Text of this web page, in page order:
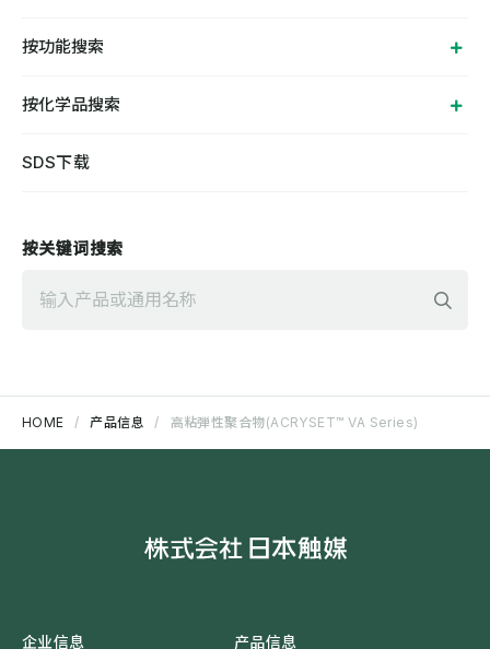
HOME 产品信息 高粘弾性聚合物(ACRYSET™ VA Series)
按功能搜索
按化学品搜索
SDS下载
按关键词搜索
企业信息 产品信息